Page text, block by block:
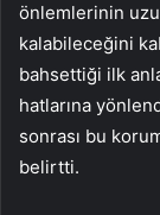
önlemlerinin
kalabileceğini
bahsettiği ilk
hatlarına
sonrası bu
belirtti.